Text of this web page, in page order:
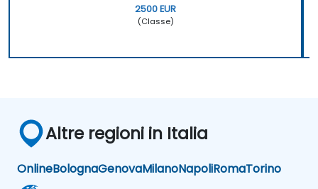
2500 EUR
(Classe)
Altre regioni in Italia
OnlineBolognaGenovaMilanoNapoliRomaTorino